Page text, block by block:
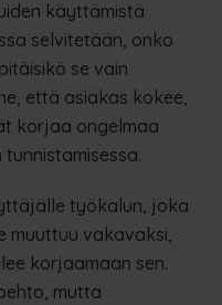
käyttämistä
selvitetään, onko
se vain
että asiakas kokee,
korjaa ongelmaa
työkalun, joka
muuttuu vakavaksi,
korjaamaan sen.
mutta